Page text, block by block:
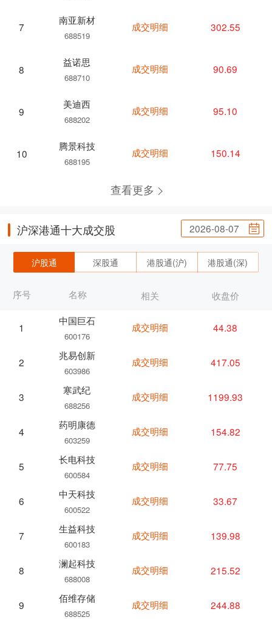
7
南亚新材
688519
8
益诺思
688710
9
美迪西
688202
10
腾景科技
688195
成交明细 302.55
成交明细 90.69
成交明细 95.10
成交明细 150.14
查看更多
沪深港通十大成交股 2026-08-07
沪股通 深股通 港股通(沪) 港股通(深)
序号 名称
1
中国巨石
600176
2
兆易创新
603986
3
寒武纪
688256
4
药明康德
603259
5
长电科技
600584
6
中天科技
600522
7
生益科技
600183
8
澜起科技
688008
9
佰维存储
688525
相关 收盘价
成交明细 44.38
成交明细 417.05
成交明细 1199.93
成交明细 154.82
成交明细 77.75
成交明细 33.67
成交明细 139.98
成交明细 215.52
成交明细 244.88